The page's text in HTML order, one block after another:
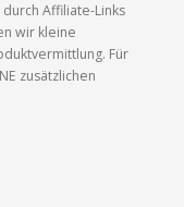
Affiliate-Links
wir kleine
Für
zusätzlichen